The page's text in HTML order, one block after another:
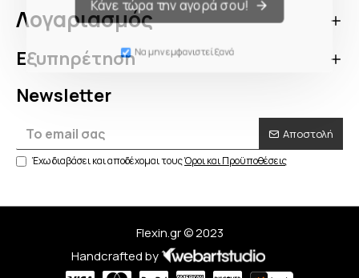
Κάνε τώρα την αγορά σου!
Να μην εμφανιστεί ξανά
Λογαριασμός
Εξυπηρέτηση
Newsletter
Αποστολή
Έχω διαβάσει και αποδέχομαι τουςΌροι και Προϋποθέσεις
Flexin.gr © 2023
Handcrafted by